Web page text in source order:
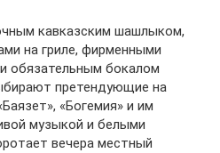
кавказским шашлыком,
на гриле, фирменными
обязательным бокалом
претендующие на
«Богемия» и им
музыкой и белыми
вечера местный